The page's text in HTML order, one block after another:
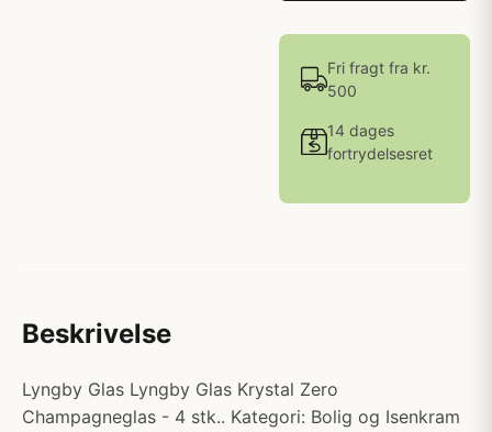
Fri fragt fra kr.
500
14 dages
fortrydelsesret
Beskrivelse
Lyngby Glas Lyngby Glas Krystal Zero
Champagneglas - 4 stk.. Kategori: Bolig og Isenkram